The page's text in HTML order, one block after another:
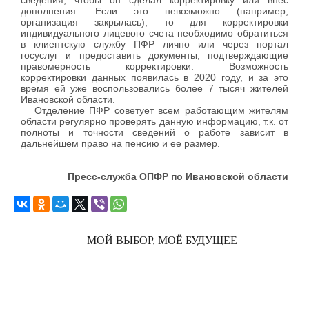
дополнения. Если это невозможно (например,
организация закрылась), то для корректировки
индивидуального лицевого счета необходимо обратиться
в клиентскую службу ПФР лично или через портал
госуслуг и предоставить документы, подтверждающие
правомерность корректировки. Возможность
корректировки данных появилась в 2020 году, и за это
время ей уже воспользовались более 7 тысяч жителей
Ивановской области.
Отделение ПФР советует всем работающим жителям
области регулярно проверять данную информацию, т.к. от
полноты и точности сведений о работе зависит в
дальнейшем право на пенсию и ее размер.
Пресс-служба ОПФР по Ивановской области
МОЙ ВЫБОР, МОЁ БУДУЩЕЕ